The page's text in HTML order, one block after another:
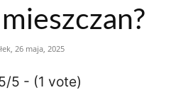
26 maja, 2025
5 - (1 vote)